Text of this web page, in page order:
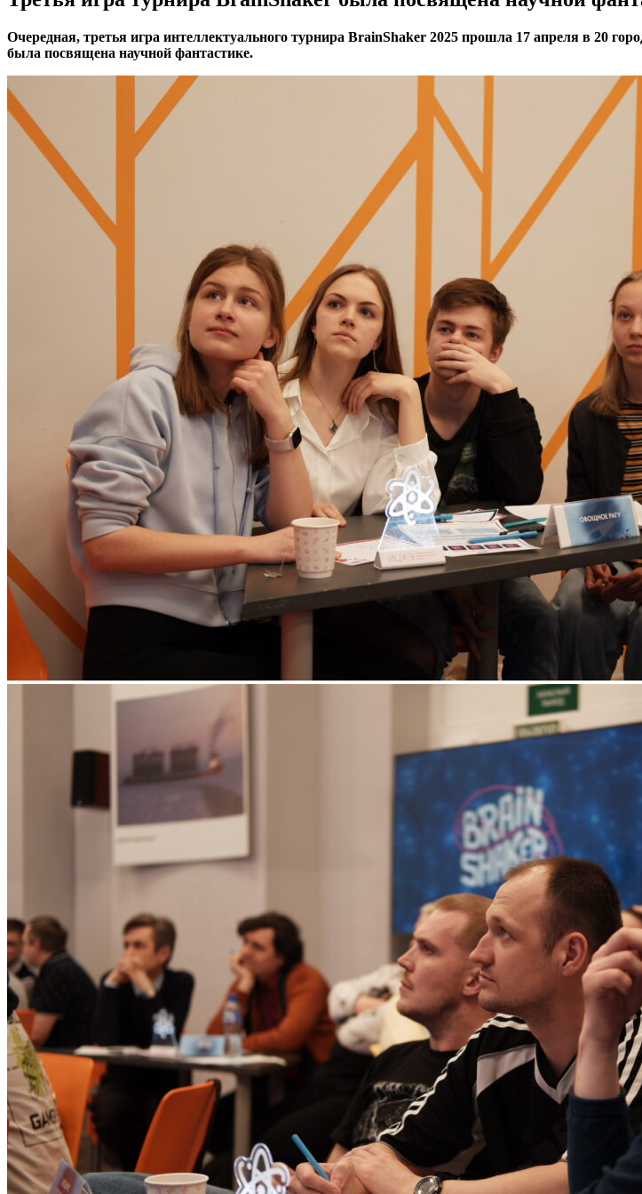
Очередная, третья игра интеллектуального турнира BrainShaker 2025 прошла 17 апреля в 20
была посвящена научной фантастике.